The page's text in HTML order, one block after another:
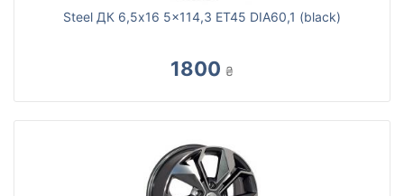
Steel ДК 6,5x16 5x114,3 ET45 DIA60,1 (black)
1800 ₴